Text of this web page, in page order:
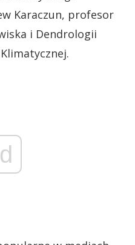
Karaczun, profesor
i Dendrologii